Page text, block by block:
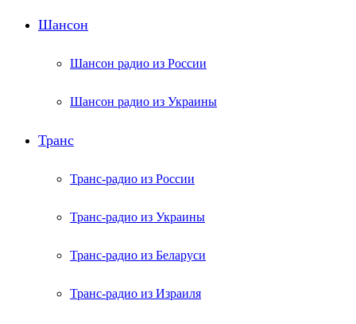
Шансон
Шансон радио из России
Шансон радио из Украины
Транс
Транс-радио из России
Транс-радио из Украины
Транс-радио из Беларуси
Транс-радио из Израиля